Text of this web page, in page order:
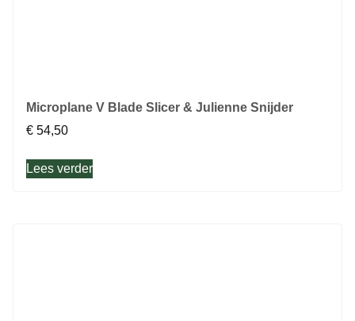
Microplane V Blade Slicer & Julienne Snijder
€ 54,50
Lees verder